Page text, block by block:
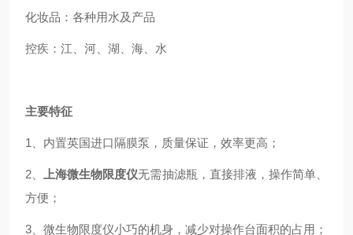
化妆品：各种用水及产品
控疾：江、河、湖、海、水
主要特征
1、内置英国进口隔膜泵，质量保证，效率更高；
2、 上海微生物限度仪无需抽滤瓶，直接排液，操作简单、
方便；
3、微生物限度仪小巧的机身，减少对操作台面积的占用；